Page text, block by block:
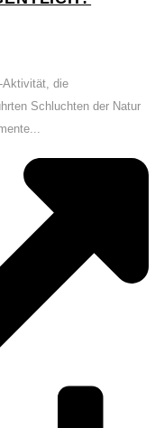
Aktivität, die
Schluchten der Natur